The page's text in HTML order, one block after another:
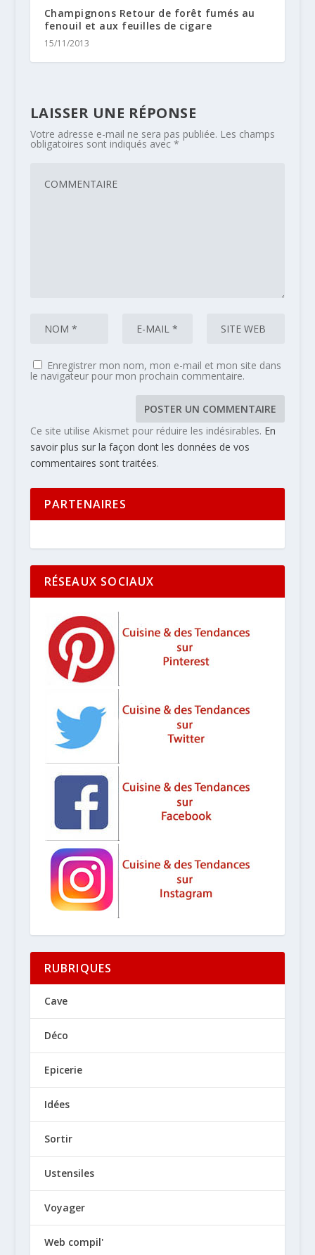
Champignons Retour de forêt fumés au
fenouil et aux feuilles de cigare
15/11/2013
LAISSER UNE RÉPONSE
Votre adresse e-mail ne sera pas publiée. Les champs
obligatoires sont indiqués avec *
Enregistrer mon nom, mon e-mail et mon site dans
le navigateur pour mon prochain commentaire.
Ce site utilise Akismet pour réduire les indésirables. En
savoir plus sur la façon dont les données de vos
commentaires sont traitées.
PARTENAIRES
RÉSEAUX SOCIAUX
RUBRIQUES
Cave
Déco
Epicerie
Idées
Sortir
Ustensiles
Voyager
Web compil'